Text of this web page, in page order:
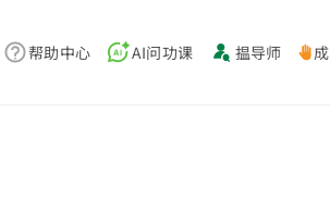
帮助中心 AI问功课 揾导师